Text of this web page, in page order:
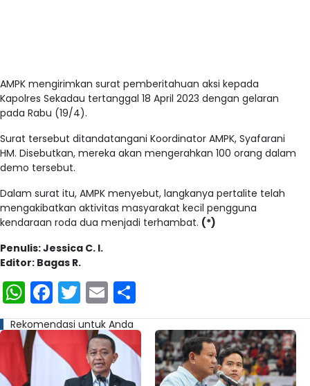
AMPK mengirimkan surat pemberitahuan aksi kepada
Kapolres Sekadau tertanggal 18 April 2023 dengan gelaran
pada Rabu (19/4).
Surat tersebut ditandatangani Koordinator AMPK, Syafarani
HM. Disebutkan, mereka akan mengerahkan 100 orang dalam
demo tersebut.
Dalam surat itu, AMPK menyebut, langkanya pertalite telah
mengakibatkan aktivitas masyarakat kecil pengguna
kendaraan roda dua menjadi terhambat. (*)
Penulis: Jessica C. I.
Editor: Bagas R.
WhatsApp
Facebook
Twitter
Email
Rekomendasi untuk Anda